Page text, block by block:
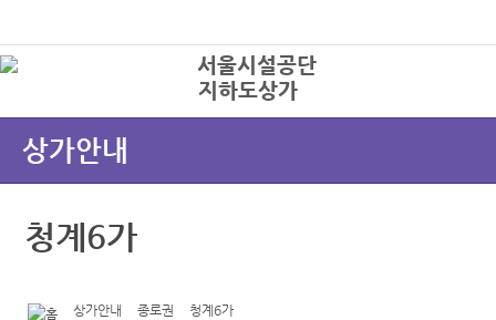
지하도상가
상가안내
청계6가
상가안내 종로권 청계6가